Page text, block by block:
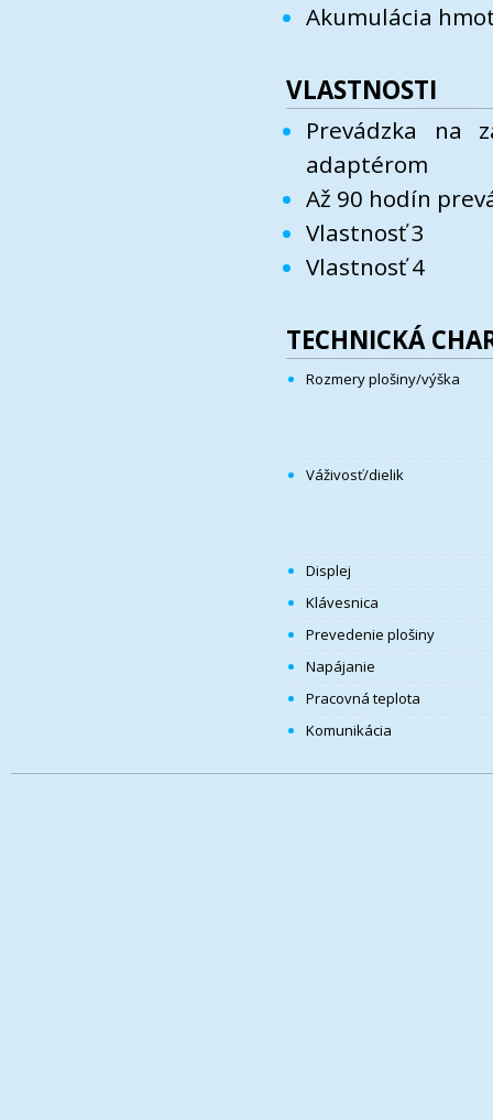
Akumulácia
VLASTNOSTI
Prevádzka na
adaptérom
Až 90 hodín
Vlastnosť 3
Vlastnosť 4
TECHNICKÁ
Rozmery plošiny/výška
Váživosť/dielik
Displej
Klávesnica
Prevedenie plošiny
Napájanie
Pracovná teplota
Komunikácia